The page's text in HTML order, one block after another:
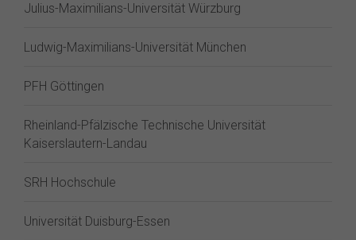
Julius-Maximilians-Universität Würzburg
Ludwig-Maximilians-Universität München
PFH Göttingen
Rheinland-Pfälzische Technische Universität
Kaiserslautern-Landau
SRH Hochschule
Universität Duisburg-Essen